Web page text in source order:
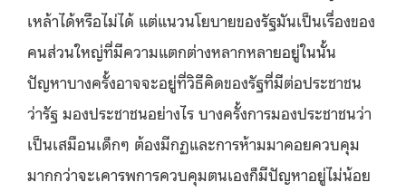
เหล้าได้หรือไม่ได้ แต่แนวนโยบายของรัฐมันเป็นเรื่องของ
คนส่วนใหญ่ที่มีความแตกต่างหลากหลายอยู่ในนั้น
ปัญหาบางครั้งอาจจะอยู่ที่วิธีคิดของรัฐที่มีต่อประชาชน
ว่ารัฐ มองประชาชนอย่างไร บางครั้งการมองประชาชนว่า
เป็นเสมือนเด็กๆ ต้องมีกฏและการห้ามมาคอยควบคุม
มากกว่าจะเคารพการควบคุมตนเองก็มีปัญหาอยู่ไม่น้อย